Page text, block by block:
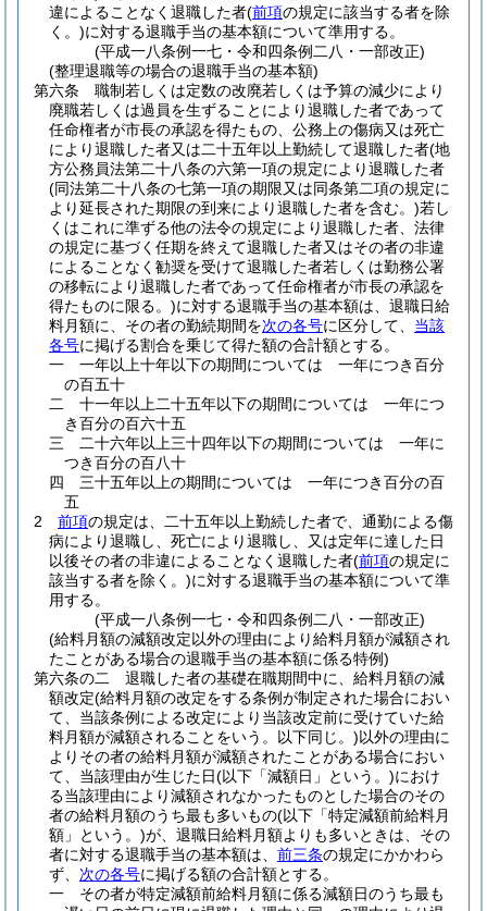
違によることなく退職した者(前項の規定に該当する者を除
く。)に対する退職手当の基本額について準用する。
(平成一八条例一七・令和四条例二八・一部改正)
(整理退職等の場合の退職手当の基本額)
第六条
職制若しくは定数の改廃若しくは予算の減少により
廃職若しくは過員を生ずることにより退職した者であって
任命権者が市長の承認を得たもの、公務上の傷病又は死亡
により退職した者又は二十五年以上勤続して退職した者(地
方公務員法第二十八条の六第一項の規定により退職した者
(同法第二十八条の七第一項の期限又は同条第二項の規定に
より延長された期限の到来により退職した者を含む。)若し
くはこれに準ずる他の法令の規定により退職した者、法律
の規定に基づく任期を終えて退職した者又はその者の非違
によることなく勧奨を受けて退職した者若しくは勤務公署
の移転により退職した者であって任命権者が市長の承認を
得たものに限る。)に対する退職手当の基本額は、退職日給
料月額に、その者の勤続期間を次の各号に区分して、 当該
各号に掲げる割合を乗じて得た額の合計額とする。
一
一年以上十年以下の期間については 一年につき百分
の百五十
二
十一年以上二十五年以下の期間については 一年につ
き百分の百六十五
三
二十六年以上三十四年以下の期間については 一年に
つき百分の百八十
四
三十五年以上の期間については 一年につき百分の百
五
2
前項の規定は、二十五年以上勤続した者で、通勤による傷
病により退職し、死亡により退職し、又は定年に達した日
以後その者の非違によることなく退職した者(前項の規定に
該当する者を除く。)に対する退職手当の基本額について準
用する。
(平成一八条例一七・令和四条例二八・一部改正)
(給料月額の減額改定以外の理由により給料月額が減額され
たことがある場合の退職手当の基本額に係る特例)
第六条の二
退職した者の基礎在職期間中に、給料月額の減
額改定(給料月額の改定をする条例が制定された場合におい
て、当該条例による改定により当該改定前に受けていた給
料月額が減額されることをいう。以下同じ。)以外の理由に
よりその者の給料月額が減額されたことがある場合におい
て、当該理由が生じた日(以下「減額日」という。)におけ
る当該理由により減額されなかったものとした場合のその
者の給料月額のうち最も多いもの(以下「特定減額前給料月
額」という。)が、退職日給料月額よりも多いときは、その
者に対する退職手当の基本額は、 前三条の規定にかかわら
ず、 次の各号に掲げる額の合計額とする。
一
その者が特定減額前給料月額に係る減額日のうち最も